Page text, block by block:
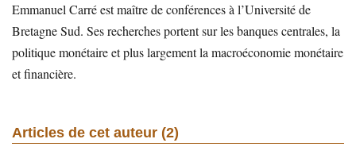
Emmanuel Carré est maître de conférences à l’Université de
Bretagne Sud. Ses recherches portent sur les banques centrales, la
politique monétaire et plus largement la macroéconomie monétaire
et financière.
Articles de cet auteur (2)